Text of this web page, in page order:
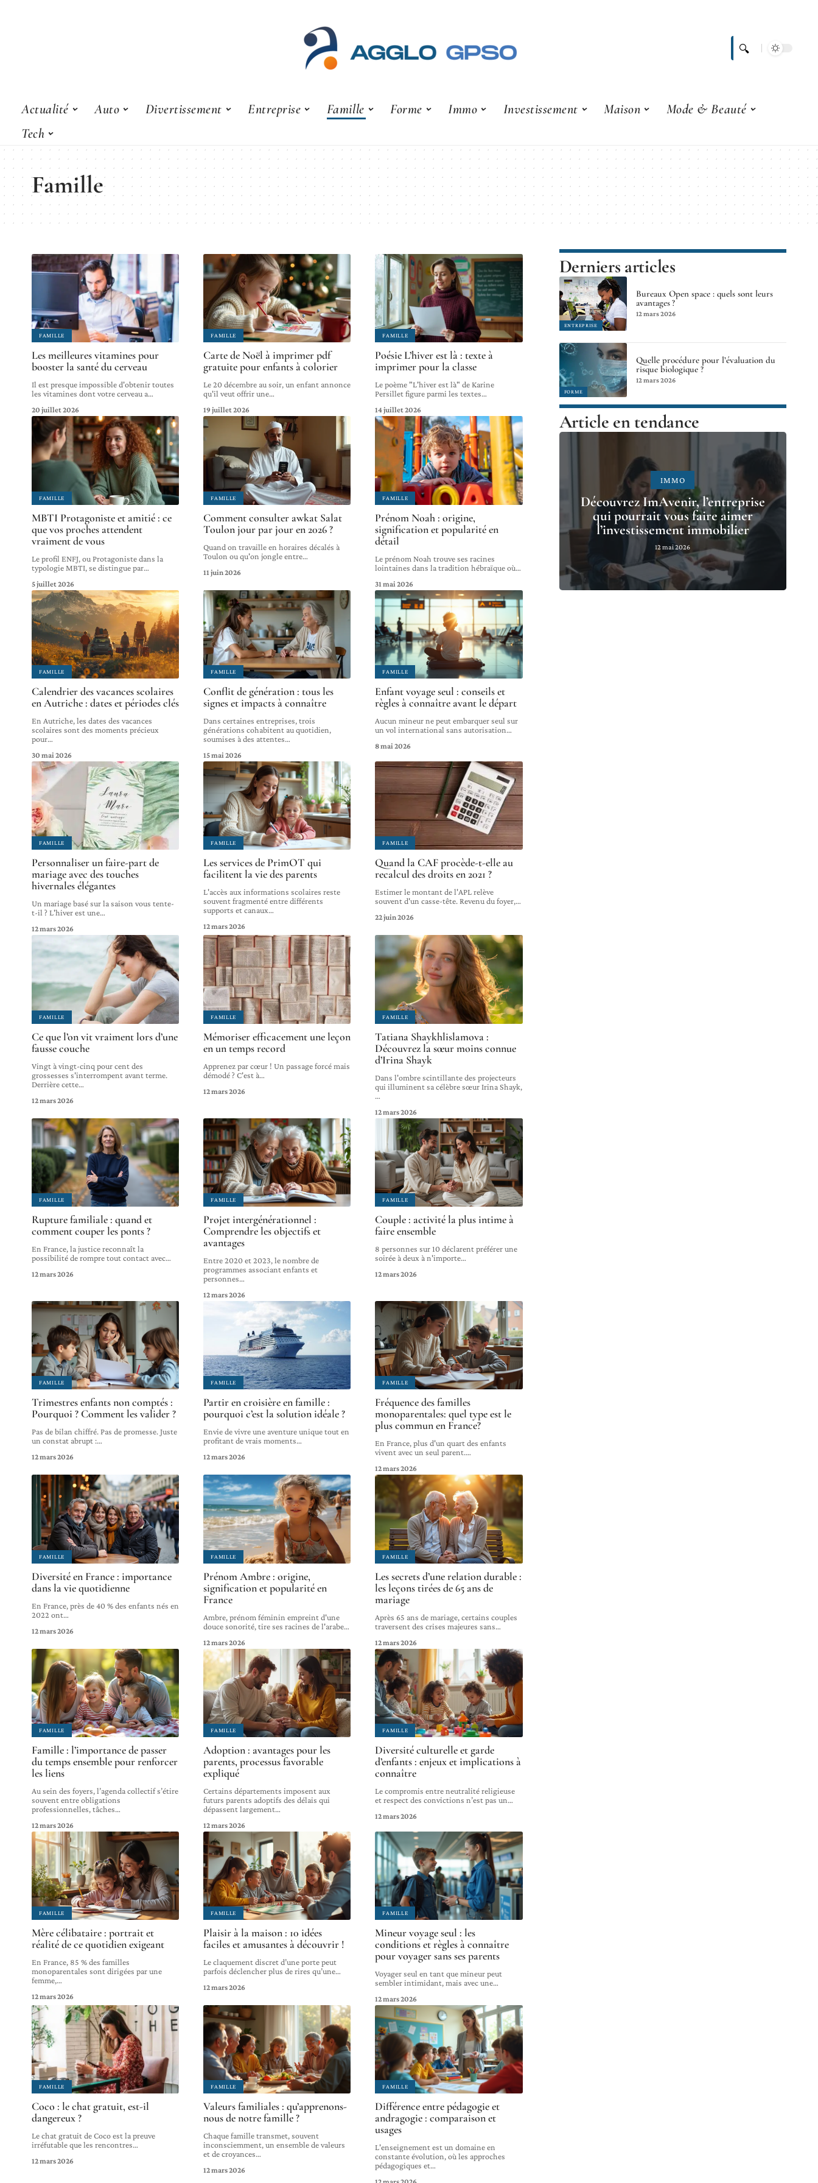
Actualité Auto Divertissement Entreprise Famille Forme Immo Investissement Maison
Mode & Beauté
Tech
Famille
FAMILLE
Les meilleures vitamines pour
booster la santé du cerveau
Il est presque impossible d'obtenir toutes
les vitamines dont votre cerveau a…
20 juillet 2026
FAMILLE
Carte de Noël à imprimer pdf
gratuite pour enfants à colorier
Le 20 décembre au soir, un enfant annonce
qu'il veut offrir une…
19 juillet 2026
FAMILLE
Poésie L’hiver est là : texte à
imprimer pour la classe
Le poème "L'hiver est là" de Karine
Persillet figure parmi les textes…
14 juillet 2026
FAMILLE
MBTI Protagoniste et amitié : ce
que vos proches attendent
vraiment de vous
Le profil ENFJ, ou Protagoniste dans la
typologie MBTI, se distingue par…
5 juillet 2026
FAMILLE
Comment consulter awkat Salat
Toulon jour par jour en 2026 ?
Quand on travaille en horaires décalés à
Toulon ou qu'on jongle entre…
11 juin 2026
FAMILLE
Prénom Noah : origine,
signification et popularité en
détail
Le prénom Noah trouve ses racines
lointaines dans la tradition hébraïque où…
31 mai 2026
FAMILLE
Calendrier des vacances scolaires
en Autriche : dates et périodes clés
En Autriche, les dates des vacances
scolaires sont des moments précieux
pour…
30 mai 2026
FAMILLE
Conflit de génération : tous les
signes et impacts à connaître
Dans certaines entreprises, trois
générations cohabitent au quotidien,
soumises à des attentes…
15 mai 2026
FAMILLE
Enfant voyage seul : conseils et
règles à connaître avant le départ
Aucun mineur ne peut embarquer seul sur
un vol international sans autorisation…
8 mai 2026
FAMILLE
Personnaliser un faire-part de
mariage avec des touches
hivernales élégantes
Un mariage basé sur la saison vous tente-
t-il ? L'hiver est une…
12 mars 2026
FAMILLE
Les services de PrimOT qui
facilitent la vie des parents
L'accès aux informations scolaires reste
souvent fragmenté entre différents
supports et canaux…
12 mars 2026
FAMILLE
Quand la CAF procède-t-elle au
recalcul des droits en 2021 ?
Estimer le montant de l'APL relève
souvent d'un casse-tête. Revenu du foyer,…
22 juin 2026
FAMILLE
Ce que l’on vit vraiment lors d’une
fausse couche
Vingt à vingt-cinq pour cent des
grossesses s'interrompent avant terme.
Derrière cette…
12 mars 2026
FAMILLE
Mémoriser efficacement une leçon
en un temps record
Apprenez par cœur ! Un passage forcé mais
démodé ? C'est à…
12 mars 2026
FAMILLE
Tatiana Shaykhlislamova :
Découvrez la sœur moins connue
d’Irina Shayk
Dans l'ombre scintillante des projecteurs
qui illuminent sa célèbre sœur Irina Shayk,
…
12 mars 2026
FAMILLE
Rupture familiale : quand et
comment couper les ponts ?
En France, la justice reconnaît la
possibilité de rompre tout contact avec…
12 mars 2026
FAMILLE
Projet intergénérationnel :
Comprendre les objectifs et
avantages
Entre 2020 et 2023, le nombre de
programmes associant enfants et
personnes…
12 mars 2026
FAMILLE
Couple : activité la plus intime à
faire ensemble
8 personnes sur 10 déclarent préférer une
soirée à deux à n'importe…
12 mars 2026
FAMILLE
Trimestres enfants non comptés :
Pourquoi ? Comment les valider ?
Pas de bilan chiffré. Pas de promesse. Juste
un constat abrupt :…
12 mars 2026
FAMILLE
Partir en croisière en famille :
pourquoi c’est la solution idéale ?
Envie de vivre une aventure unique tout en
profitant de vrais moments…
12 mars 2026
FAMILLE
Fréquence des familles
monoparentales: quel type est le
plus commun en France?
En France, plus d'un quart des enfants
vivent avec un seul parent.…
12 mars 2026
FAMILLE
Diversité en France : importance
dans la vie quotidienne
En France, près de 40 % des enfants nés en
2022 ont…
12 mars 2026
FAMILLE
Prénom Ambre : origine,
signification et popularité en
France
Ambre, prénom féminin empreint d'une
douce sonorité, tire ses racines de l'arabe…
12 mars 2026
FAMILLE
Les secrets d’une relation durable :
les leçons tirées de 65 ans de
mariage
Après 65 ans de mariage, certains couples
traversent des crises majeures sans…
12 mars 2026
FAMILLE
Famille : l’importance de passer
du temps ensemble pour renforcer
les liens
Au sein des foyers, l’agenda collectif s’étire
souvent entre obligations
professionnelles, tâches…
12 mars 2026
FAMILLE
Adoption : avantages pour les
parents, processus favorable
expliqué
Certains départements imposent aux
futurs parents adoptifs des délais qui
dépassent largement…
12 mars 2026
FAMILLE
Diversité culturelle et garde
d’enfants : enjeux et implications à
connaître
Le compromis entre neutralité religieuse
et respect des convictions n’est pas un…
12 mars 2026
FAMILLE
Mère célibataire : portrait et
réalité de ce quotidien exigeant
En France, 85 % des familles
monoparentales sont dirigées par une
femme,…
12 mars 2026
FAMILLE
Plaisir à la maison : 10 idées
faciles et amusantes à découvrir !
Le claquement discret d’une porte peut
parfois déclencher plus de rires qu’une…
12 mars 2026
FAMILLE
Mineur voyage seul : les
conditions et règles à connaître
pour voyager sans ses parents
Voyager seul en tant que mineur peut
sembler intimidant, mais avec une…
12 mars 2026
FAMILLE
Coco : le chat gratuit, est-il
dangereux ?
Le chat gratuit de Coco est la preuve
irréfutable que les rencontres…
12 mars 2026
FAMILLE
Valeurs familiales : qu’apprenons-
nous de notre famille ?
Chaque famille transmet, souvent
inconsciemment, un ensemble de valeurs
et de croyances…
12 mars 2026
FAMILLE
Différence entre pédagogie et
andragogie : comparaison et
usages
L'enseignement est un domaine en
constante évolution, où les approches
pédagogiques et…
Derniers articles
ENTREPRISE
Bureaux Open space : quels sont leurs
avantages ?
12 mars 2026
FORME
Quelle procédure pour l’évaluation du
risque biologique ?
12 mars 2026
Article en tendance
IMMO
Découvrez ImAvenir, l’entreprise
qui pourrait vous faire aimer
l’investissement immobilier
12 mai 2026